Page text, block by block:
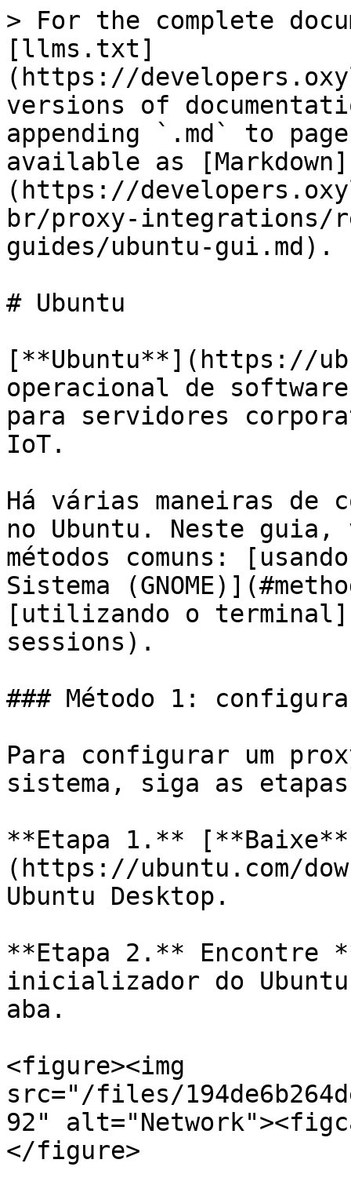
> For the complete
[llms.txt]
(https://
versions of
appending `.md` to
available as [Markdown]
(https://
br/proxy-integrations/
guides/ubuntu-gui.md).
# Ubuntu
[**Ubuntu**](https://
operacional de
para servidores
IoT.
Há várias maneiras de
no Ubuntu. Neste guia,
métodos comuns:
Sistema
[utilizando o
sessions).
### Método 1:
Para configurar um
sistema, siga as
**Etapa 1.**
(https://ubuntu.com/
Ubuntu Desktop.
**Etapa 2.** Encontre
inicializador do
aba.
<figure><img
src="/files/
92"
</figure>